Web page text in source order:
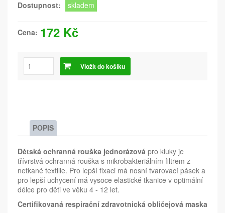
Dostupnost:
skladem
Cena: 172 Kč
Vložit do košíku
POPIS
Dětská ochranná rouška jednorázová pro kluky je
třívrstvá ochranná rouška s mikrobakteriálním filtrem z
netkané textilie. Pro lepší fixaci má nosní tvarovací pásek a
pro lepší uchycení má vysoce elastické tkanice v optimální
délce pro děti ve věku 4 - 12 let.
Certifikovaná respirační zdravotnická obličejová maska